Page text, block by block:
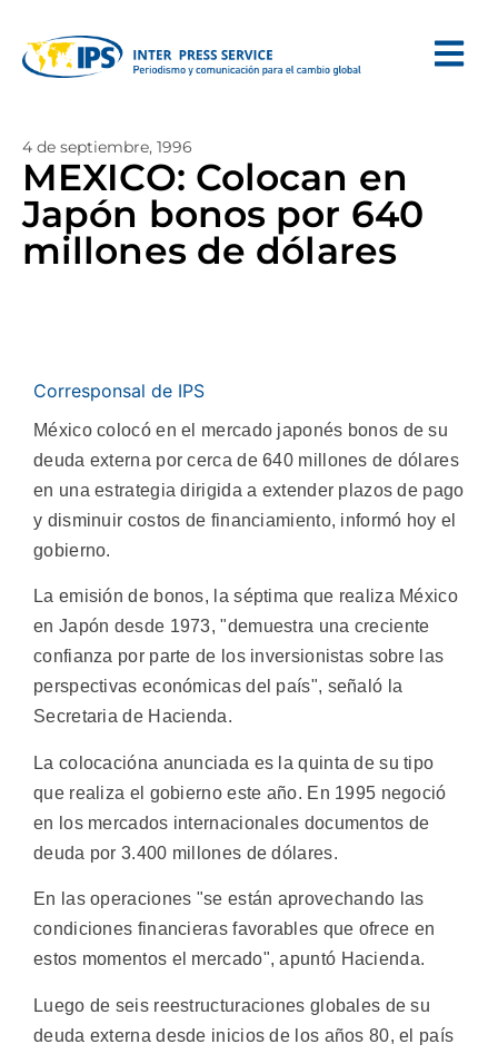
4 de septiembre, 1996
MEXICO: Colocan en
Japón bonos por 640
millones de dólares
Corresponsal de IPS
México colocó en el mercado japonés bonos de su
deuda externa por cerca de 640 millones de dólares
en una estrategia dirigida a extender plazos de pago
y disminuir costos de financiamiento, informó hoy el
gobierno.
La emisión de bonos, la séptima que realiza México
en Japón desde 1973, "demuestra una creciente
confianza por parte de los inversionistas sobre las
perspectivas económicas del país", señaló la
Secretaria de Hacienda.
La colocacióna anunciada es la quinta de su tipo
que realiza el gobierno este año. En 1995 negoció
en los mercados internacionales documentos de
deuda por 3.400 millones de dólares.
En las operaciones "se están aprovechando las
condiciones financieras favorables que ofrece en
estos momentos el mercado", apuntó Hacienda.
Luego de seis reestructuraciones globales de su
deuda externa desde inicios de los años 80, el país